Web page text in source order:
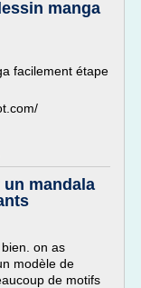
manga
facilement étape
mandala
on as
modèle de
de motifs